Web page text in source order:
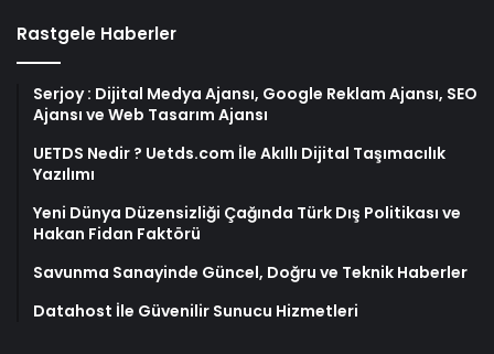
Rastgele Haberler
Serjoy : Dijital Medya Ajansı, Google Reklam Ajansı, SEO
Ajansı ve Web Tasarım Ajansı
UETDS Nedir ? Uetds.com İle Akıllı Dijital Taşımacılık
Yazılımı
Yeni Dünya Düzensizliği Çağında Türk Dış Politikası ve
Hakan Fidan Faktörü
Savunma Sanayinde Güncel, Doğru ve Teknik Haberler
Datahost İle Güvenilir Sunucu Hizmetleri